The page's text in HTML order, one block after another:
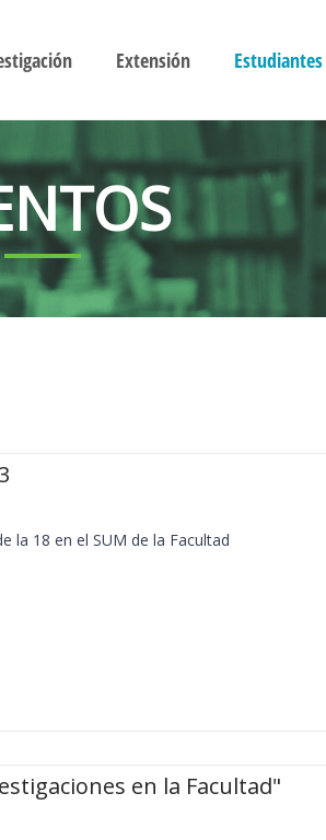
Extensión Estudiantes
la 18 en el SUM de la Facultad
en la Facultad"